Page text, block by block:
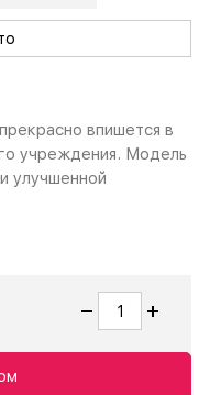
впишется в
учреждения. Модель
улучшенной